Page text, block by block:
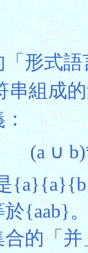
形式
串組成
：
(a ∪
於{aab}
的「